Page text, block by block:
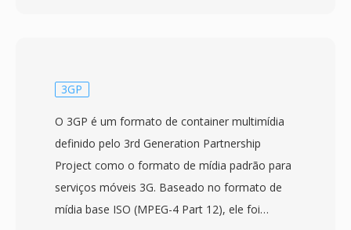
que significa que pode conter vídeo
modernos DivX, Xvid é fluxos H.264. Essa
flexibilidade contribuiu para a adoção
generalizada em computadores pessoais ao
longo dos anos 1990 é 2000. Uma
3GP
O 3GP é um formato de container multimídia
definido pelo 3rd Generation Partnership
Project como o formato de mídia padrão para
serviços móveis 3G. Baseado no formato de
mídia base ISO (MPEG-4 Part 12), ele foi